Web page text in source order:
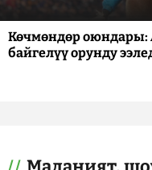
Көчмөндөр оюндары:
байгелүү орунду